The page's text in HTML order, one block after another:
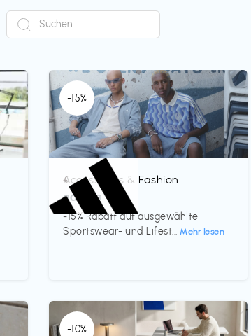
-15%
Accessoires & Fashion
adidas
-15% Rabatt auf ausgewählte
Sportswear- und Lifest...Mehr lesen
€‎
-10%